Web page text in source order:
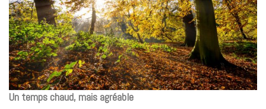
Un temps chaud, mais agréable